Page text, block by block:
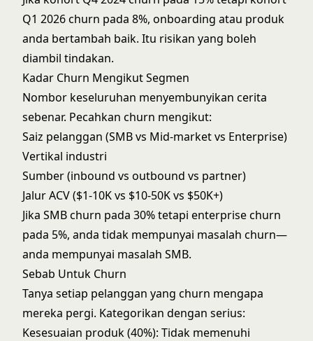
Q1 2026 churn pada 8%, onboarding atau produk
anda bertambah baik. Itu risikan yang boleh
diambil tindakan.
Kadar Churn Mengikut Segmen
Nombor keseluruhan menyembunyikan cerita
sebenar. Pecahkan churn mengikut:
Saiz pelanggan (SMB vs Mid-market vs Enterprise)
Vertikal industri
Sumber (inbound vs outbound vs partner)
Jalur ACV ($1-10K vs $10-50K vs $50K+)
Jika SMB churn pada 30% tetapi enterprise churn
pada 5%, anda tidak mempunyai masalah churn—
anda mempunyai masalah SMB.
Sebab Untuk Churn
Tanya setiap pelanggan yang churn mengapa
mereka pergi. Kategorikan dengan serius:
Kesesuaian produk (40%): Tidak memenuhi